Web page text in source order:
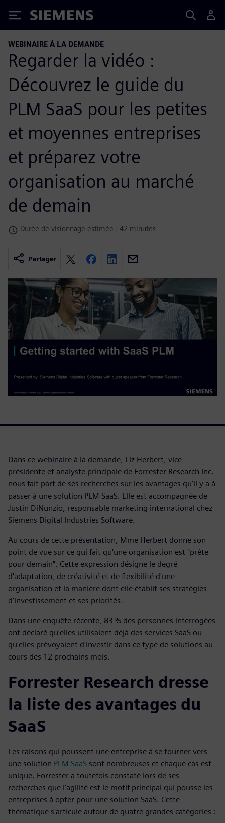
Siemens
WEBINAIRE À LA DEMANDE
Regarder la vidéo :
Découvrez le guide du
PLM SaaS pour les petites
et moyennes entreprises
et préparez votre
organisation au marché
de demain
Durée de visionnage estimée : 42 minutes
Partager
Dans ce webinaire à la demande, Liz Herbert, vice-
présidente et analyste principale de Forrester Research Inc.
nous fait part de ses recherches sur les avantages qu'il y a à
passer à une solution PLM SaaS. Elle est accompagnée de
Justin DiNunzio, responsable marketing international chez
Siemens Digital Industries Software.
Au cours de cette présentation, Mme Herbert donne son
point de vue sur ce qui fait qu'une organisation est "prête
pour demain". Cette expression désigne le degré
d'adaptation, de créativité et de flexibilité d'une
organisation et la manière dont elle établit ses stratégies
d'investissement et ses priorités.
Dans une enquête récente, 83 % des personnes interrogées
ont déclaré qu'elles utilisaient déjà des services SaaS ou
qu'elles prévoyaient d'investir dans ce type de solutions au
cours des 12 prochains mois.
Forrester Research dresse
la liste des avantages du
SaaS
Les raisons qui poussent une entreprise à se tourner vers
une solution PLM SaaS sont nombreuses et chaque cas est
unique. Forrester a toutefois constaté lors de ses
recherches que l'agilité est le motif principal qui pousse les
entreprises à opter pour une solution SaaS. Cette
thématique s'articule autour de quatre grandes catégories :